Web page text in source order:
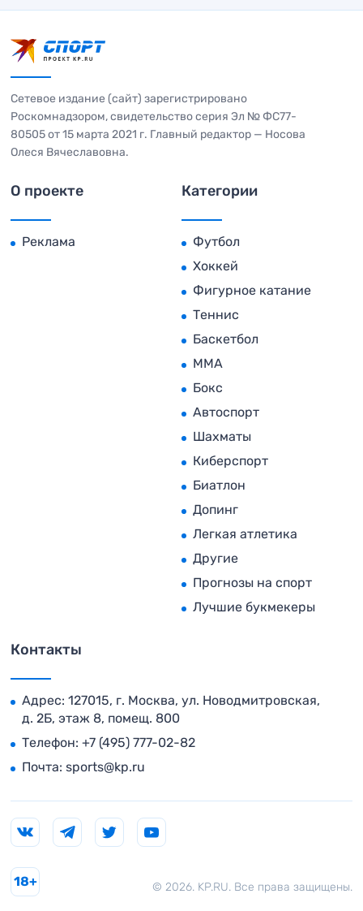
Сетевое издание (сайт) зарегистрировано
Роскомнадзором, свидетельство серия Эл № ФС77-
80505 от 15 марта 2021 г. Главный редактор — Носова
Олеся Вячеславовна.
О проекте
Реклама
Категории
Футбол
Хоккей
Фигурное катание
Теннис
Баскетбол
MMA
Бокс
Автоспорт
Шахматы
Киберспорт
Биатлон
Допинг
Легкая атлетика
Другие
Прогнозы на спорт
Лучшие букмекеры
Контакты
Адрес: 127015, г. Москва, ул. Новодмитровская,
д. 2Б, этаж 8, помещ. 800
Телефон: +7 (495) 777-02-82
Почта: sports@kp.ru
© 2026. KP.RU. Все права защищены.
18+